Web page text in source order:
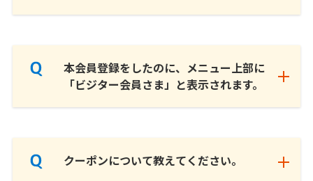
本会員登録をしたのに、メニュー上部に
「ビジター会員さま」と表示されます。
クーポンについて教えてください。